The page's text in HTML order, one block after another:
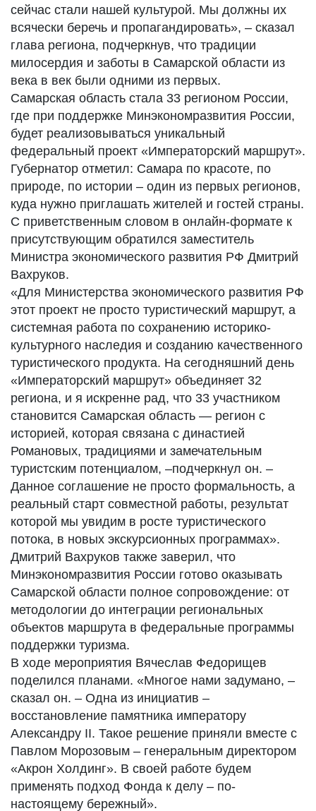
сейчас стали нашей культурой. Мы должны их
всячески беречь и пропагандировать», – сказал
глава региона, подчеркнув, что традиции
милосердия и заботы в Самарской области из
века в век были одними из первых.
Самарская область стала 33 регионом России,
где при поддержке Минэкономразвития России,
будет реализовываться уникальный
федеральный проект «Императорский маршрут».
Губернатор отметил: Самара по красоте, по
природе, по истории – один из первых регионов,
куда нужно приглашать жителей и гостей страны.
С приветственным словом в онлайн-формате к
присутствующим обратился заместитель
Министра экономического развития РФ Дмитрий
Вахруков.
«Для Министерства экономического развития РФ
этот проект не просто туристический маршрут, а
системная работа по сохранению историко-
культурного наследия и созданию качественного
туристического продукта. На сегодняшний день
«Императорский маршрут» объединяет 32
региона, и я искренне рад, что 33 участником
становится Самарская область — регион с
историей, которая связана с династией
Романовых, традициями и замечательным
туристским потенциалом, –подчеркнул он. –
Данное соглашение не просто формальность, а
реальный старт совместной работы, результат
которой мы увидим в росте туристического
потока, в новых экскурсионных программах».
Дмитрий Вахруков также заверил, что
Минэкономразвития России готово оказывать
Самарской области полное сопровождение: от
методологии до интеграции региональных
объектов маршрута в федеральные программы
поддержки туризма.
В ходе мероприятия Вячеслав Федорищев
поделился планами. «Многое нами задумано, –
сказал он. – Одна из инициатив –
восстановление памятника императору
Александру II. Такое решение приняли вместе с
Павлом Морозовым – генеральным директором
«Акрон Холдинг». В своей работе будем
применять подход Фонда к делу – по-
настоящему бережный».